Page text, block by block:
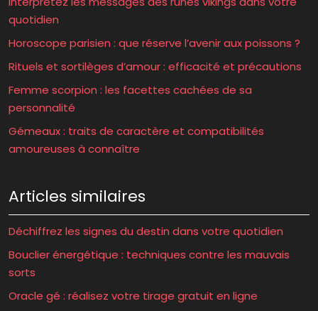
quotidien
Horoscope parisien : que réserve l’avenir aux poissons ?
Rituels et sortilèges d’amour : efficacité et précautions
Femme scorpion : les facettes cachées de sa
personnalité
Gémeaux : traits de caractère et compatibilités
amoureuses à connaître
Articles similaires
Déchiffrez les signes du destin dans votre quotidien
Bouclier énergétique : techniques contre les mauvais
sorts
Oracle gé : réalisez votre tirage gratuit en ligne